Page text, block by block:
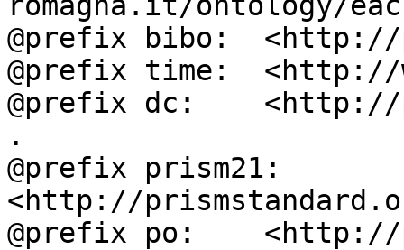
@prefix bibo:
@prefix time:  <http://
@prefix dc:    <http://
.
@prefix prism21:
<http://
@prefix po: